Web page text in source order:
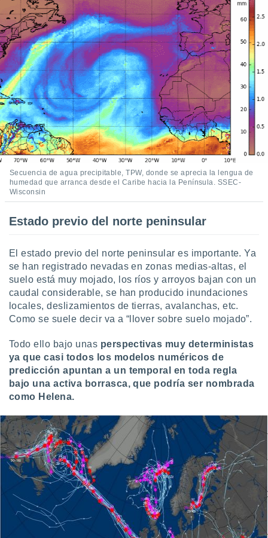
Secuencia de agua precipitable, TPW, donde se aprecia la lengua de
humedad que arranca desde el Caribe hacia la Península. SSEC-
Wisconsin
Estado previo del norte peninsular
El estado previo del norte peninsular es importante. Ya
se han registrado nevadas en zonas medias-altas, el
suelo está muy mojado, los ríos y arroyos bajan con un
caudal considerable, se han producido inundaciones
locales, deslizamientos de tierras, avalanchas, etc.
Como se suele decir va a “llover sobre suelo mojado”.
Todo ello bajo unas perspectivas muy deterministas
ya que casi todos los modelos numéricos de
predicción apuntan a un temporal en toda regla
bajo una activa borrasca, que podría ser nombrada
como Helena.